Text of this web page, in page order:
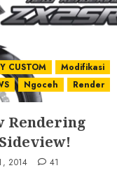
CUSTOM
Modifikasi
Ngoceh Render
Rendering
2014 41